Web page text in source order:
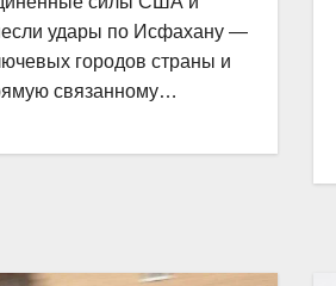
удары по Исфахану —
городов страны и
связанному…